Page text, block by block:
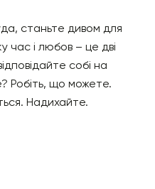
станьте дивом для
час і любов – це дві
собі на
Робіть, що можете.
Надихайте.